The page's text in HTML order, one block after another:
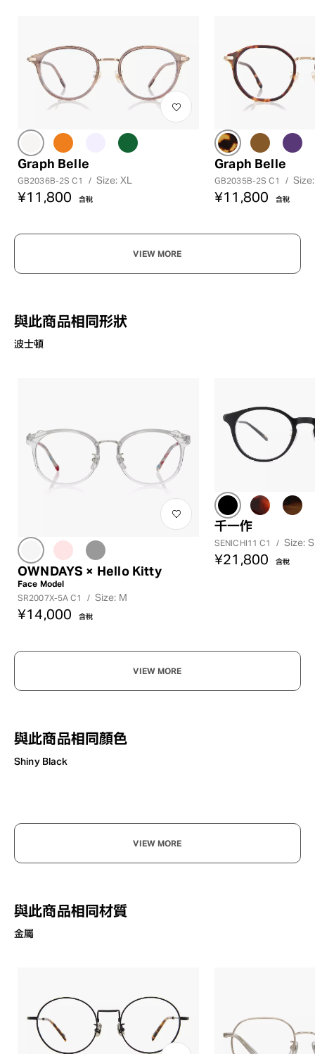
Graph Belle
GB2036B-2S C1 / Size: XL
¥11,800 含稅
Graph Belle
GB2035B-2S C1 /
¥11,800 含稅
VIEW MORE
與此商品相同形狀
波士頓
OWNDAYS × Hello Kitty
Face Model
SR2007X-5A C1
/ Size: M
¥14,000 含稅
千一作
SENICHI11 C1 / Size: S
¥21,800 含稅
VIEW MORE
與此商品相同顏色
Shiny Black
VIEW MORE
與此商品相同材質
金屬